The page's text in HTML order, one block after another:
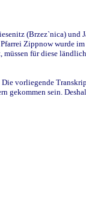
(Brzez`nica)
Zippnow wurde
für diese
vorliegende
gekommen sein.